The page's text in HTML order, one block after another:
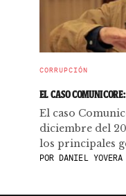
CORRUPCIÓN
EL CASO
El caso
diciembre del
los principales
PORDANIEL YOVERA